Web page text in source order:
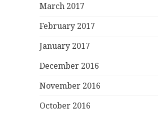
March 2017
February 2017
January 2017
December 2016
November 2016
October 2016